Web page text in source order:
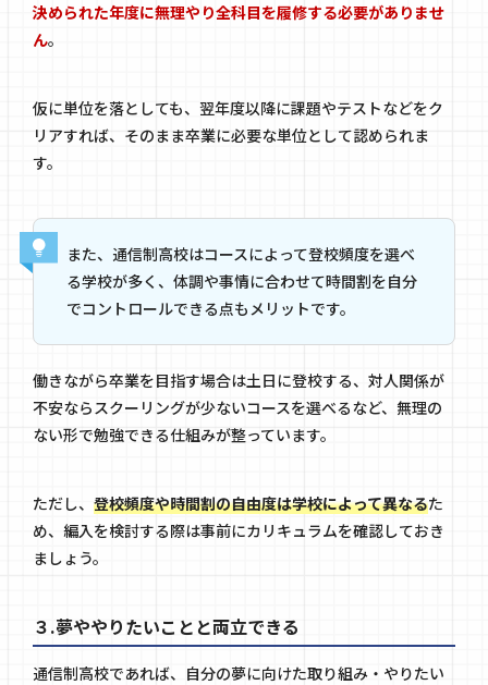
決められた年度に無理やり全科目を履修する必要がありませ
ん。
仮に単位を落としても、翌年度以降に課題やテストなどをク
リアすれば、そのまま卒業に必要な単位として認められま
す。
また、通信制高校はコースによって登校頻度を選べ
る学校が多く、体調や事情に合わせて時間割を自分
でコントロールできる点もメリットです。
働きながら卒業を目指す場合は土日に登校する、対人関係が
不安ならスクーリングが少ないコースを選べるなど、無理の
ない形で勉強できる仕組みが整っています。
ただし、 登校頻度や時間割の自由度は学校によって異なるた
め、編入を検討する際は事前にカリキュラムを確認しておき
ましょう。
３.夢ややりたいことと両立できる
通信制高校であれば、自分の夢に向けた取り組み・やりたい